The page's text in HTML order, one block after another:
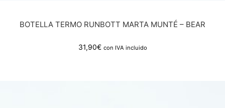
BOTELLA TERMO RUNBOTT MARTA MUNTÉ – BEAR
31,90€ con IVA incluido